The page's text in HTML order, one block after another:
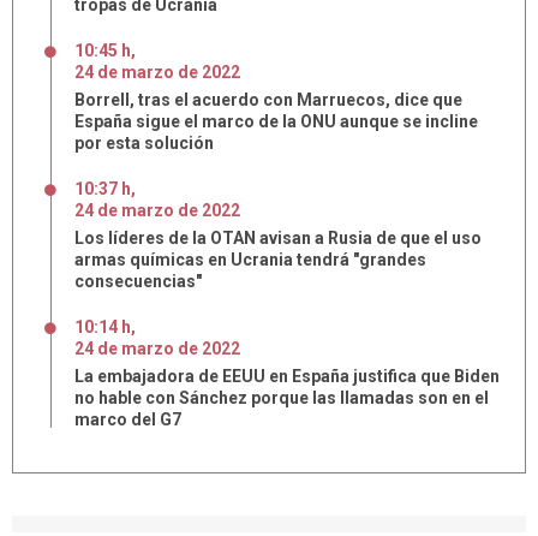
tropas de Ucrania
10:45 h,
24 de marzo de 2022
Borrell, tras el acuerdo con Marruecos, dice que
España sigue el marco de la ONU aunque se incline
por esta solución
10:37 h,
24 de marzo de 2022
Los líderes de la OTAN avisan a Rusia de que el uso
armas químicas en Ucrania tendrá "grandes
consecuencias"
10:14 h,
24 de marzo de 2022
La embajadora de EEUU en España justifica que Biden
no hable con Sánchez porque las llamadas son en el
marco del G7